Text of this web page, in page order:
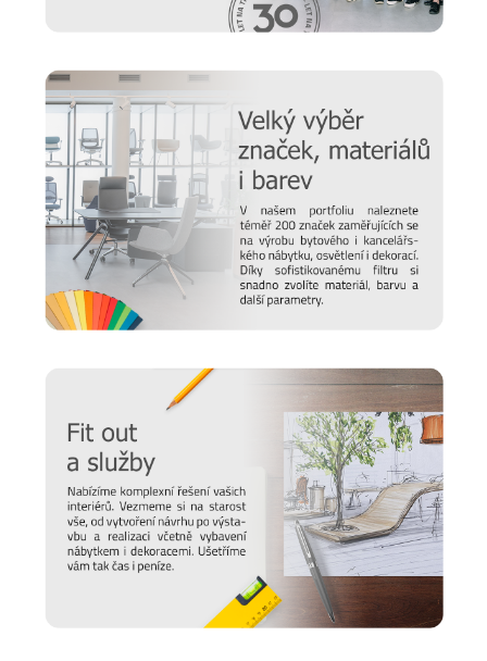
Potřebujete z kanceláře vytvořit živý prostor, kde se může
rozvíjet firemní kultura a především místo, kde se
zaměstnanci budou cítit dobře a pohodově? Pak je pro vás
společnost UFFIX jako dělaná. V jejím portfoliu naleznete
vše pro vaše kanceláře, pracovny a zasedací místnosti - od
stolůaskříníporecepceasedací nábytek . Hledáte
konkrétní řešení pro vaše prostory? Neváhejte
naše specialisty, kteří vám velmi rádi vytvoří nabídku na
míru.
Prodlužte životnost nábytku
Chtěli bychom, aby vám nábytek sloužit co nejdéle. Protože
víme, že důležitou roli v jeho odolnosti hraje správná údržba,